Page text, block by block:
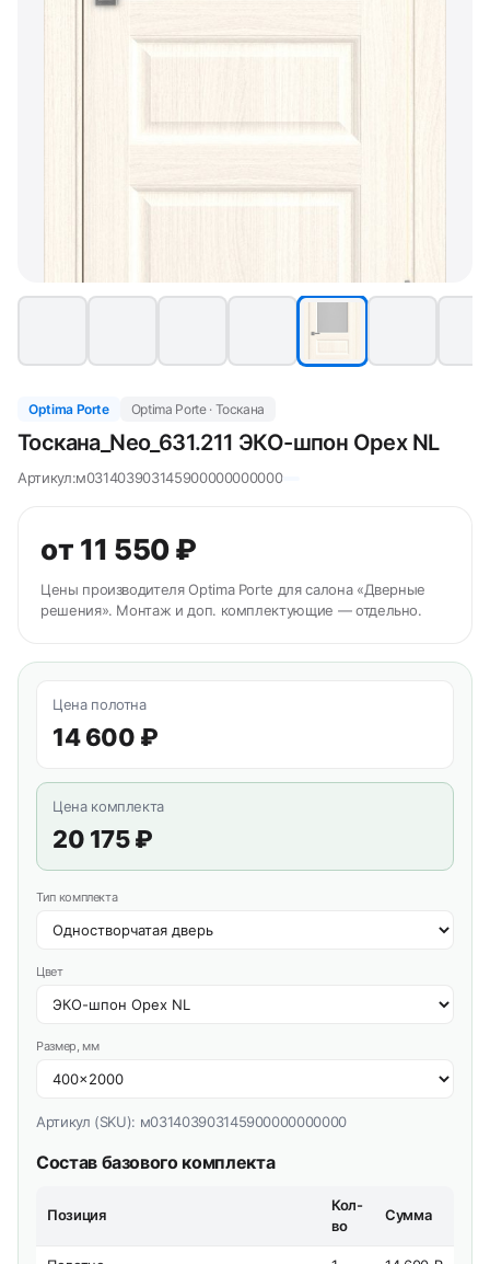
Optima Porte Optima Porte · Тоскана
Тоскана_Neo_631.211 ЭКО-шпон Орех NL
Артикул:м031403903145900000000000
от 11 550 ₽
Цены производителя Optima Porte для салона «Дверные
решения». Монтаж и доп. комплектующие — отдельно.
Цена полотна
14 600 ₽
Цена комплекта
20 175 ₽
Тип комплекта
Цвет
Размер, мм
Артикул (SKU): м031403903145900000000000
Состав базового комплекта
Позиция
Кол-
во
Сумма